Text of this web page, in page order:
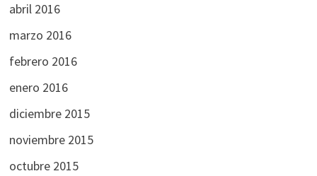
abril 2016
marzo 2016
febrero 2016
enero 2016
diciembre 2015
noviembre 2015
octubre 2015